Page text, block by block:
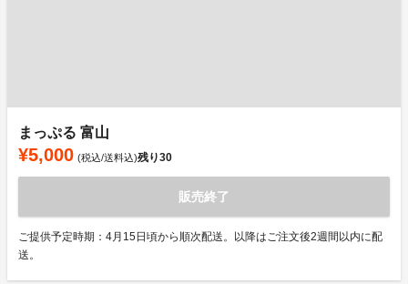
まっぷる 富山
¥5,000 (税込/送料込)残り30
販売終了
ご提供予定時期：4月15日頃から順次配送。以降はご注文後2週間以内に配
送。